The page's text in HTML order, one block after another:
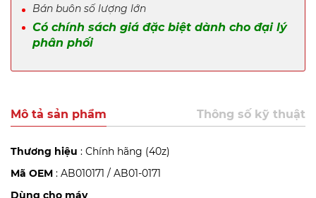
Bán buôn số lượng lớn
Có chính sách giá đặc biệt dành cho đại lý
phân phối
Mô tả sản phẩm Thông số kỹ thuật
Thương hiệu : Chính hãng (40z)
Mã OEM : AB010171 / AB01-0171